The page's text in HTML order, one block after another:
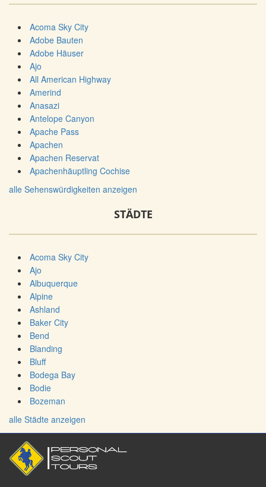
Acoma Sky City
Adobe Bauten
Adobe Häuser
Ajo
All American Highway
Amerind
Anasazi
Antelope Canyon
Apache Pass
Apachen
Apachen Reservat
Apachenhäuptling Cochise
alle Sehenswürdigkeiten anzeigen
STÄDTE
Acoma Sky City
Ajo
Albuquerque
Alpine
Ashland
Baker City
Bend
Blanding
Bluff
Bodega Bay
Bodie
Bozeman
alle Städte anzeigen